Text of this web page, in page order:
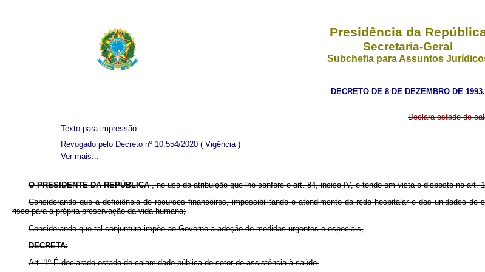
Presidência da
Secretaria-Geral
Subchefia para Assuntos
DECRETO DE 8 DE DEZEMBRO DE 1993.
Declara estado de
Ver mais...
Texto para impressão
Revogado pelo Decreto nº 10.554/2020 ( Vigência )
O PRESIDENTE DA REPÚBLICA, no uso da atribuição que lhe confere o art. 84, inciso IV, e tendo em vista o disposto no art.
Considerando que a deficiência de recursos financeiros, impossibilitando o atendimento da rede hospitalar e das unidades
risco para a própria preservação da vida humana;
Considerando que tal conjuntura impõe ao Governo a adoção de medidas urgentes e especiais,
DECRETA:
Art. 1º É declarado estado de calamidade pública do setor de assistência à saúde.